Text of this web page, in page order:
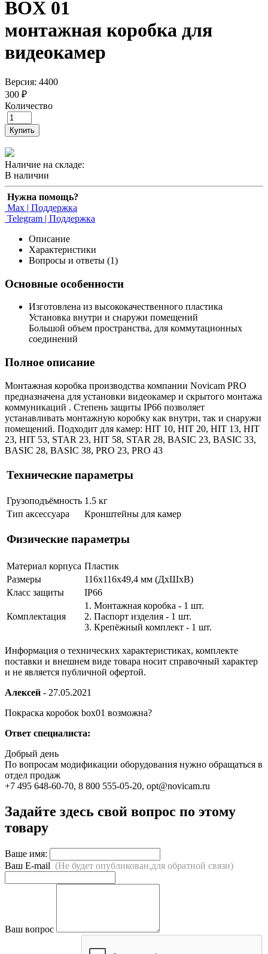
BOX 01
монтажная коробка для
видеокамер
Версия: 4400
300 ₽
Количество
Купить
Наличие на складе:
В наличии
Нужна помощь?
Max | Поддержка
Telegram | Поддержка
Описание
Характеристики
Вопросы и ответы (1)
Основные особенности
Изготовлена из высококачественного пластика
Установка внутри и снаружи помещений
Большой объем пространства, для коммутационных
соединений
Полное описание
Монтажная коробка производства компании Novicam PRO
предназначена для установки видеокамер и скрытого монтажа
коммуникаций . Степень защиты IP66 позволяет
устанавливать монтажную коробку как внутри, так и снаружи
помещений. Подходит для камер: HIT 10, HIT 20, HIT 13, HIT
23, HIT 53, STAR 23, HIT 58, STAR 28, BASIC 23, BASIC 33,
BASIC 28, BASIC 38, PRO 23, PRO 43
Технические параметры
Грузоподъёмность 1.5 кг
Тип аксессуара
Кронштейны для камер
Физические параметры
Материал корпуса Пластик
Размеры
116х116x49,4 мм (ДхШxВ)
Класс защиты
IP66
Комплектация
1. Монтажная коробка - 1 шт.
2. Паспорт изделия - 1 шт.
3. Крепёжный комплект - 1 шт.
Информация о технических характеристиках, комплекте
поставки и внешнем виде товара носит справочный характер
и не является публичной офертой.
Алексей - 27.05.2021
Покраска коробок box01 возможна?
Ответ специалиста:
Добрый день
По вопросам модификации оборудования нужно обращаться в
отдел продаж
+7 495 648-60-70, 8 800 555-05-20, opt@novicam.ru
Задайте здесь свой вопрос по этому
товару
Ваше имя:
Ваш E-mail (Не будет опубликован,для обратной связи)
Ваш вопрос